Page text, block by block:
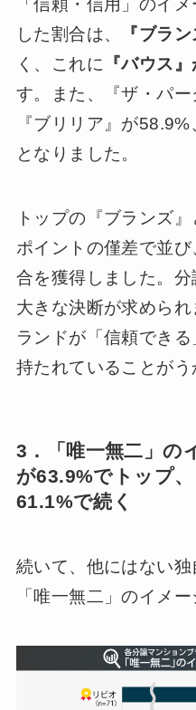
「信頼・信用」のイ
した割合は、
『ブラ
く、これに 『バウス
す。また、『ザ・パー
『ブリリア』が
となりました。
トップの『ブランズ
ポイントの僅差で並
合を獲得しました。
大きな決断が求めら
ランドが「信頼でき
持たれていることがう
3．「唯一無二」の
が63.9%でトップ
61.1%で続く
続いて、他にはない
「唯一無二」のイメ